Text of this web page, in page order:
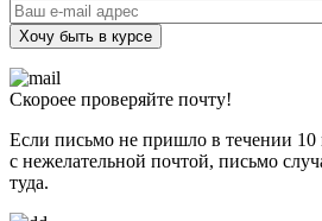
Хочу быть в курсе
Скороее проверяйте почту!
Если письмо не пришло в течении 10
с нежелательной почтой, письмо
туда.